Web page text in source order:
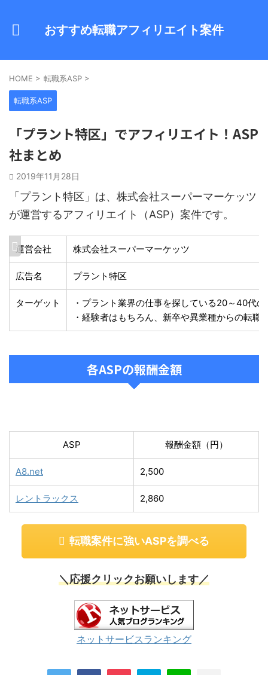
おすすめ転職アフィリエイト案件
HOME > 転職系ASP >
転職系ASP
「プラント特区」でアフィリエイト！ASP
社まとめ
2019年11月28日
「プラント特区」は、株式会社スーパーマーケッツ
が運営するアフィリエイト（ASP）案件です。
運営会社 株式会社スーパーマーケッツ
広告名 プラント特区
ターゲット
・プラント業界の仕事を探している20～40代の
・経験者はもちろん、新卒や異業種からの転職
各ASPの報酬金額
ASP 報酬金額（円）
A8.net 2,500
レントラックス 2,860
転職案件に強いASPを調べる
＼応援クリックお願いします／
ネットサービスランキング